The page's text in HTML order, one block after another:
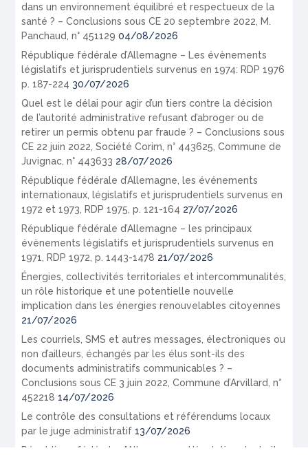
dans un environnement équilibré et respectueux de la
santé ? – Conclusions sous CE 20 septembre 2022, M.
Panchaud, n° 451129 04/08/2026
République fédérale d’Allemagne – Les évènements
législatifs et jurisprudentiels survenus en 1974: RDP 1976
p. 187-224 30/07/2026
Quel est le délai pour agir d’un tiers contre la décision
de l’autorité administrative refusant d’abroger ou de
retirer un permis obtenu par fraude ? – Conclusions sous
CE 22 juin 2022, Société Corim, n° 443625, Commune de
Juvignac, n° 443633 28/07/2026
République fédérale d’Allemagne, les événements
internationaux, législatifs et jurisprudentiels survenus en
1972 et 1973, RDP 1975, p. 121-164 27/07/2026
République fédérale d’Allemagne – les principaux
évènements législatifs et jurisprudentiels survenus en
1971, RDP 1972, p. 1443-1478 21/07/2026
Énergies, collectivités territoriales et intercommunalités,
un rôle historique et une potentielle nouvelle
implication dans les énergies renouvelables citoyennes
21/07/2026
Les courriels, SMS et autres messages, électroniques ou
non d’ailleurs, échangés par les élus sont-ils des
documents administratifs communicables ? –
Conclusions sous CE 3 juin 2022, Commune d’Arvillard, n°
452218 14/07/2026
Le contrôle des consultations et référendums locaux
par le juge administratif 13/07/2026
République fédérale d’Allemagne – L’évolution du droit